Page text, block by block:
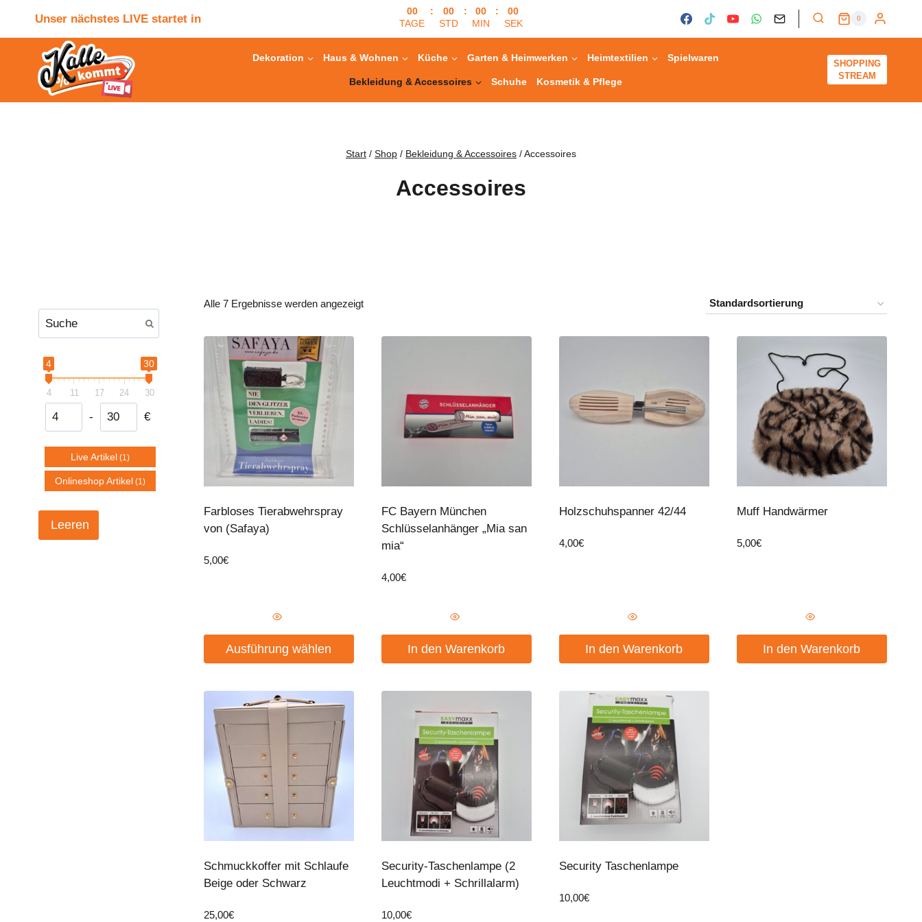
Unser nächstes LIVE startet in
00
TAGE
:
00
STD
:
00
MIN
:
00
SEK
0
Dekoration Haus & Wohnen Küche Garten & Heimwerken Heimtextilien Spielwaren
Bekleidung & Accessoires Schuhe Kosmetik & Pflege
SHOPPING
STREAM
Start / Shop / Bekleidung & Accessoires /Accessoires
Accessoires
Alle 7 Ergebnisse werden angezeigt
Farbloses Tierabwehrspray
von (Safaya)
5,00€
Ausführung wählen
Produkt
weist
mehrere
Varianten
auf.
Optionen
können
auf
Produktseite
werden
FC Bayern München
Schlüsselanhänger „Mia san
mia“
4,00€
In den Warenkorb
Holzschuhspanner 42/44
4,00€
In den Warenkorb
Muff Handwärmer
5,00€
In den Warenkorb
Schmuckkoffer mit Schlaufe
Beige oder Schwarz
25,00€
Security-Taschenlampe (2
Leuchtmodi + Schrillalarm)
10,00€
Security Taschenlampe
10,00€
4 30
4 11 17 24 30
- €
Live Artikel (1)
Onlineshop Artikel (1)
Leeren